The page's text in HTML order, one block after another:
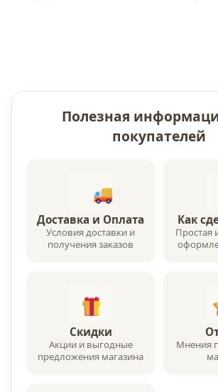
Полезная
покупателей
Доставка и Оплата
Условия доставки и
получения заказов
Как
Простая
Скидки
Акции и выгодные
предложения магазина
Мнения